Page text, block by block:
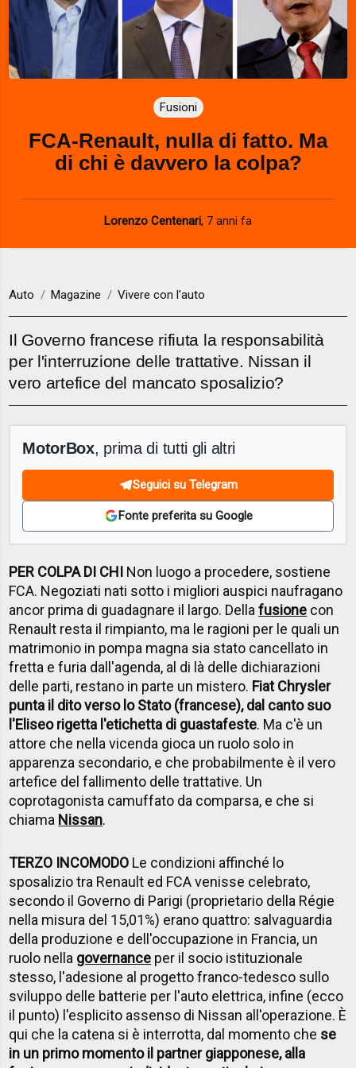
Fusioni
FCA-Renault, nulla di fatto. Ma
di chi è davvero la colpa?
Lorenzo Centenari, 7 anni fa
Auto Magazine Vivere con l'auto
Il Governo francese rifiuta la responsabilità
per l'interruzione delle trattative. Nissan il
vero artefice del mancato sposalizio?
MotorBox, prima di tutti gli altri
Seguici su Telegram
Fonte preferita su Google
PER COLPA DI CHI Non luogo a procedere, sostiene
FCA. Negoziati nati sotto i migliori auspici naufragano
ancor prima di guadagnare il largo. Dellafusione con
Renault resta il rimpianto, ma le ragioni per le quali un
matrimonio in pompa magna sia stato cancellato in
fretta e furia dall'agenda, al di là delle dichiarazioni
delle parti, restano in parte un mistero. Fiat Chrysler
punta il dito verso lo Stato (francese), dal canto suo
l'Eliseo rigetta l'etichetta di guastafeste. Ma c'è un
attore che nella vicenda gioca un ruolo solo in
apparenza secondario, e che probabilmente è il vero
artefice del fallimento delle trattative. Un
coprotagonista camuffato da comparsa, e che si
chiama Nissan.
TERZO INCOMODO Le condizioni affinché lo
sposalizio tra Renault ed FCA venisse celebrato,
secondo il Governo di Parigi (proprietario della Régie
nella misura del 15,01%) erano quattro: salvaguardia
della produzione e dell'occupazione in Francia, un
ruolo nella governance per il socio istituzionale
stesso, l'adesione al progetto franco-tedesco sullo
sviluppo delle batterie per l'auto elettrica, infine (ecco
il punto) l'esplicito assenso di Nissan all'operazione. È
qui che la catena si è interrotta, dal momento che se
in un primo momento il partner giapponese, alla